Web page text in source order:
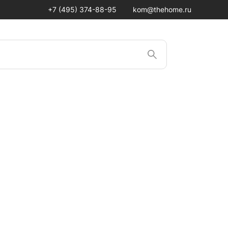
+7 (495) 374-88-95 kom@thehome.ru